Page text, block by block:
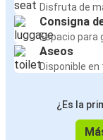
Disfruta de
Consigna
Espacio para
Aseos
Disponible en
¿Es la